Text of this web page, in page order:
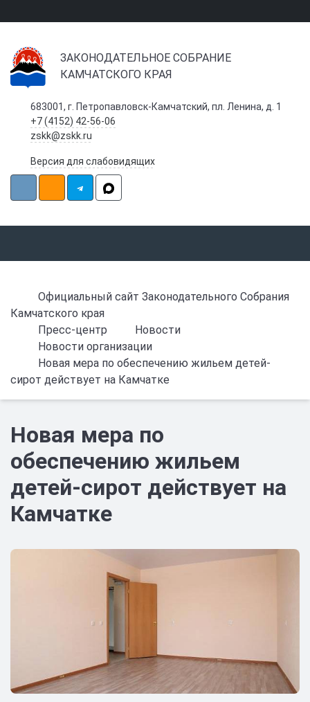
ЗАКОНОДАТЕЛЬНОЕ СОБРАНИЕ
КАМЧАТСКОГО КРАЯ
683001, г. Петропавловск-Камчатский, пл. Ленина, д. 1
+7 (4152) 42-56-06
zskk@zskk.ru
Версия для слабовидящих
Официальный сайт Законодательного Собрания
Камчатского края
Пресс-центр
Новости
Новости организации
Новая мера по обеспечению жильем детей-
сирот действует на Камчатке
Новая мера по
обеспечению жильем
детей-сирот действует на
Камчатке